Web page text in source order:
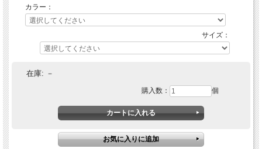
カラー：
サイズ：
在庫: －
購入数： 個